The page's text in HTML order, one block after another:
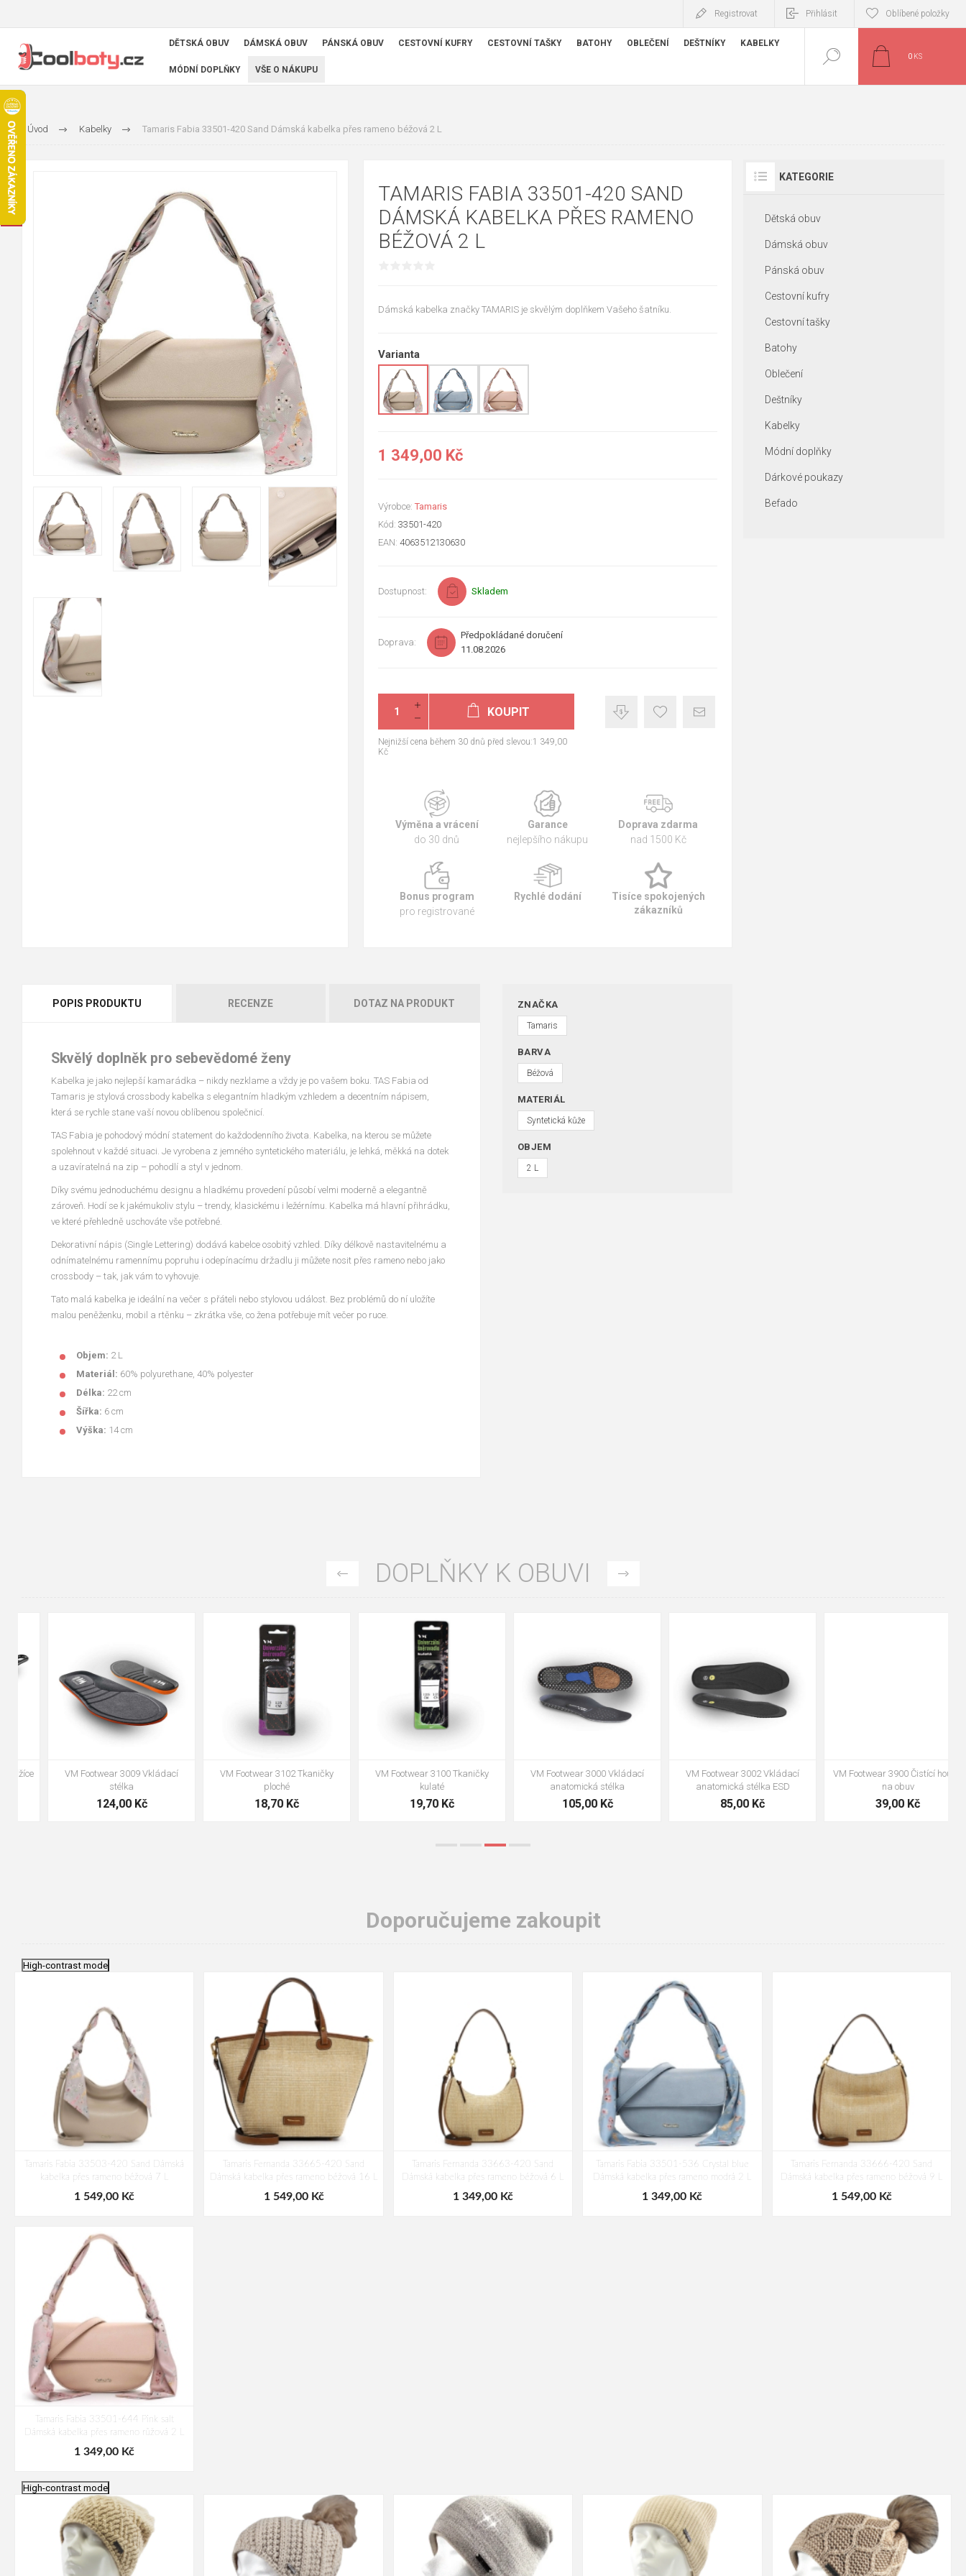
Registrovat Přihlásit Oblíbené položky
DĚTSKÁ OBUV DÁMSKÁ OBUV PÁNSKÁ OBUV CESTOVNÍ KUFRY CESTOVNÍ TAŠKY BATOHY OBLEČENÍ DEŠTNÍKY KABELKY
MÓDNÍ DOPLŇKY VŠE O NÁKUPU
0 KS
Úvod Kabelky Tamaris Fabia 33501-420 Sand Dámská kabelka přes rameno béžová 2 L
TAMARIS FABIA 33501-420 SAND
DÁMSKÁ KABELKA PŘES RAMENO
BÉŽOVÁ 2 L
Dámská kabelka značky TAMARIS je skvělým doplňkem Vašeho šatníku.
Varianta
1 349,00 Kč
Výrobce: Tamaris
Kód: 33501-420
EAN: 4063512130630
Dostupnost: Skladem
Doprava:
Předpokládané doručení
11.08.2026
KOUPIT
Nejnižší cena během 30 dnů před slevou:1 349,00
Kč
Výměna a vrácení
do 30 dnů
Garance
nejlepšího nákupu
Doprava zdarma
nad 1500 Kč
Bonus program
pro registrované
Rychlé dodání
Tisíce spokojených
zákazníků
POPIS PRODUKTU RECENZE DOTAZ NA PRODUKT
Skvělý doplněk pro sebevědomé ženy
Kabelka je jako nejlepší kamarádka – nikdy nezklame a vždy je po vašem boku. TAS Fabia od
Tamaris je stylová crossbody kabelka s elegantním hladkým vzhledem a decentním nápisem,
která se rychle stane vaší novou oblíbenou společnicí.
TAS Fabia je pohodový módní statement do každodenního života. Kabelka, na kterou se můžete
spolehnout v každé situaci. Je vyrobena z jemného syntetického materiálu, je lehká, měkká na dotek
a uzavíratelná na zip – pohodlí a styl v jednom.
Díky svému jednoduchému designu a hladkému provedení působí velmi moderně a elegantně
zároveň. Hodí se k jakémukoliv stylu – trendy, klasickému i ležérnímu. Kabelka má hlavní přihrádku,
ve které přehledně uschováte vše potřebné.
Dekorativní nápis (Single Lettering) dodává kabelce osobitý vzhled. Díky délkově nastavitelnému a
odnímatelnému ramennímu popruhu i odepínacímu držadlu ji můžete nosit přes rameno nebo jako
crossbody – tak, jak vám to vyhovuje.
Tato malá kabelka je ideální na večer s přáteli nebo stylovou událost. Bez problémů do ní uložíte
malou peněženku, mobil a rtěnku – zkrátka vše, co žena potřebuje mít večer po ruce.
Objem: 2 L
Materiál: 60% polyurethane, 40% polyester
Délka: 22 cm
Šířka: 6 cm
Výška: 14 cm
ZNAČKA
Tamaris
BARVA
Béžová
MATERIÁL
Syntetická kůže
OBJEM
2 L
KATEGORIE
Dětská obuv
Dámská obuv
Pánská obuv
Cestovní kufry
Cestovní tašky
Batohy
Oblečení
Deštníky
Kabelky
Módní doplňky
Dárkové poukazy
Befado
DOPLŇKY K OBUVI
VM Footwear 3100 Tkaničky
19,70 Kč
VM Footwear 3000 Vkládací
anatomická stélka
105,00 Kč
38 39
44
48
VM Footwear 3002 Vkládací
anatomická stélka ESD
85,00 Kč
40
48
VM Footwear 3900 Čistící houba
na obuv
39,00 Kč
VM Footwear 3600 Impregnace
water stop
239,00 Kč
Bennon ABSORBA XTR ESD vložka
99,00 Kč
Doporučujeme zakoupit
High-contrast mode
Tamaris Fabia 33503-420 Sand Dámská
kabelka přes rameno béžová 7 L
1 549,00 Kč
Tamaris Fernanda 33665-420 Sand
Dámská kabelka přes rameno béžová 16 L
1 549,00 Kč
Tamaris Fernanda 33663-420 Sand
Dámská kabelka přes rameno béžová 6 L
1 349,00 Kč
Tamaris Fabia 33501-536 Crystal blue
Dámská kabelka přes rameno modrá 2 L
1 349,00 Kč
Tamaris Fernanda 33666-420 Sand
Dámská kabelka přes rameno béžová 9 L
1 549,00 Kč
Tamaris Fabia 33501-644 Pink salt
Dámská kabelka přes rameno růžová 2 L
1 349,00 Kč
High-contrast mode